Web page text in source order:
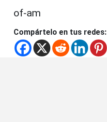
of-am
Compártelo en tus redes: